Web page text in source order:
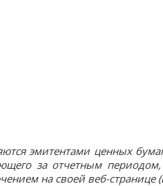
эмитентами ценных
за отчетным
на своей веб-странице